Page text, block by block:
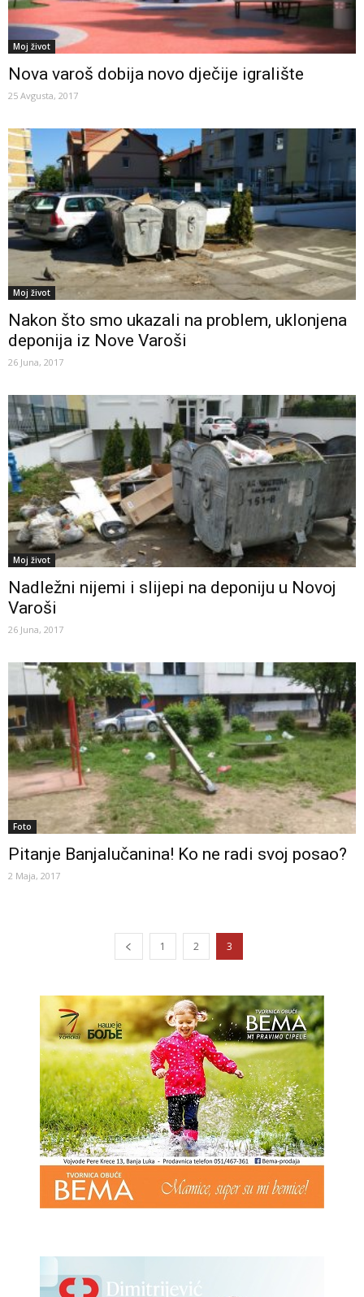
Moj život
Nova varoš dobija novo dječije igralište
25 Avgusta, 2017
Moj život
Nakon što smo ukazali na problem, uklonjena
deponija iz Nove Varoši
26 Juna, 2017
Moj život
Nadležni nijemi i slijepi na deponiju u Novoj
Varoši
26 Juna, 2017
Foto
Pitanje Banjalučanina! Ko ne radi svoj posao?
2 Maja, 2017
1 2 3